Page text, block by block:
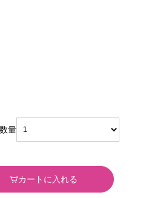
数量
カートに入れる